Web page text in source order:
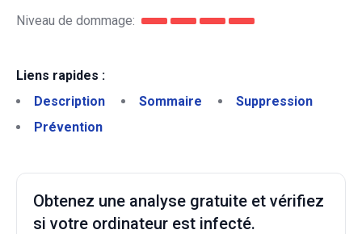
Niveau de dommage:
Liens rapides :
Description
Sommaire
Suppression
Prévention
Obtenez une analyse gratuite et vérifiez
si votre ordinateur est infecté.